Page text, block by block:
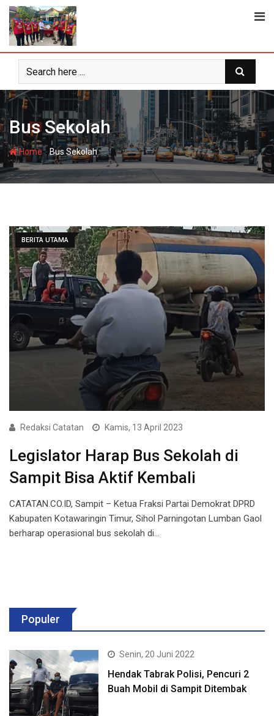
Skip
content
Bus Sekolah
Home-Bus Sekolah
BERITA UTAMA
Redaksi Catatan Kamis, 13 April 2023
Legislator Harap Bus Sekolah di
Sampit Bisa Aktif Kembali
CATATAN.CO.ID, Sampit – Ketua Fraksi Partai Demokrat DPRD
Kabupaten Kotawaringin Timur, Sihol Parningotan Lumban Gaol
berharap operasional bus sekolah di…
Populer
Senin, 20 Juni 2022
Hendak Tabrak Polisi, Pencuri 2
Buah Mobil di Sampit Ditembak